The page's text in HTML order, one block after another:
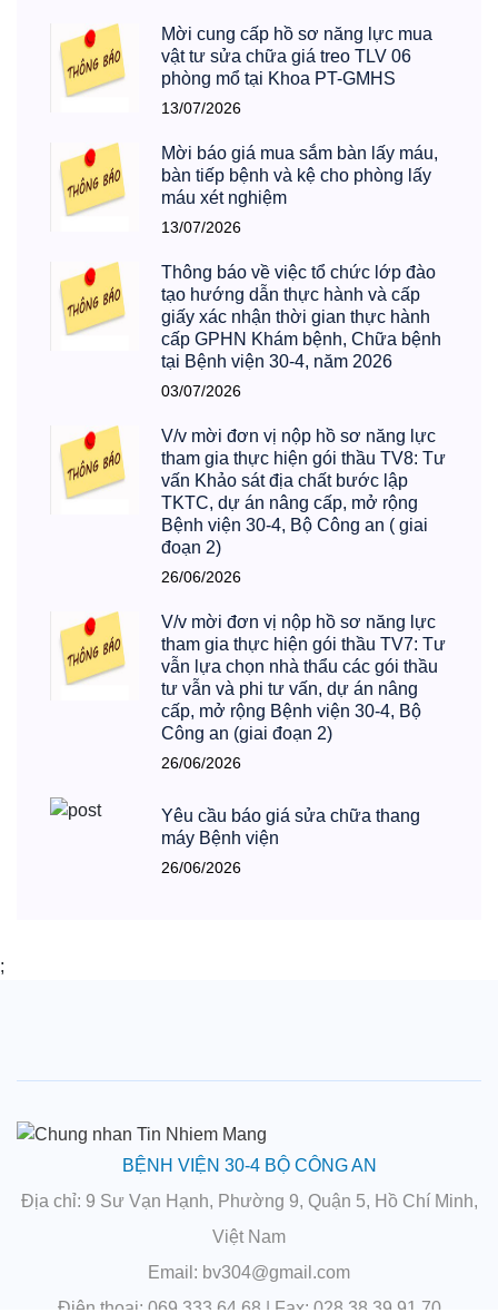
Mời cung cấp hồ sơ năng lực mua
vật tư sửa chữa giá treo TLV 06
phòng mổ tại Khoa PT-GMHS
13/07/2026
Mời báo giá mua sắm bàn lấy máu,
bàn tiếp bệnh và kệ cho phòng lấy
máu xét nghiệm
13/07/2026
Thông báo về việc tổ chức lớp đào
tạo hướng dẫn thực hành và cấp
giấy xác nhận thời gian thực hành
cấp GPHN Khám bệnh, Chữa bệnh
tại Bệnh viện 30-4, năm 2026
03/07/2026
V/v mời đơn vị nộp hồ sơ năng lực
tham gia thực hiện gói thầu TV8: Tư
vấn Khảo sát địa chất bước lập
TKTC, dự án nâng cấp, mở rộng
Bệnh viện 30-4, Bộ Công an ( giai
đoạn 2)
26/06/2026
V/v mời đơn vị nộp hồ sơ năng lực
tham gia thực hiện gói thầu TV7: Tư
vẫn lựa chọn nhà thẩu các gói thầu
tư vẫn và phi tư vấn, dự án nâng
cấp, mở rộng Bệnh viện 30-4, Bộ
Công an (giai đoạn 2)
26/06/2026
Yêu cầu báo giá sửa chữa thang
máy Bệnh viện
26/06/2026
;
BỆNH VIỆN 30-4 BỘ CÔNG AN
Địa chỉ: 9 Sư Vạn Hạnh, Phường 9, Quận 5, Hồ Chí Minh,
Việt Nam
Email : bv304@gmail.com
Điện thoại: 069.333.64.68 | Fax: 028.38.39.91.70